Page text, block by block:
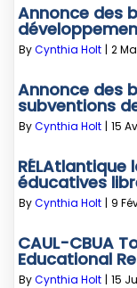
Annonce des
ByCynthia Holt | 2
Annonce des
subventions
ByCynthia Holt | 15
éducatives
ByCynthia Holt | 9
CAUL-CBUA
Educational
ByCynthia Holt | 15